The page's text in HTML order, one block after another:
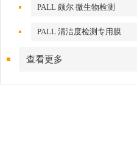
PALL 颇尔 微生物检测
PALL 清洁度检测专用膜
查看更多